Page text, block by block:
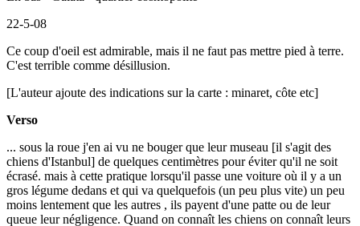
22-5-08
Ce coup d'oeil est admirable, mais il ne faut pas mettre pied à terre.
C'est terrible comme désillusion.
[L'auteur ajoute des indications sur la carte : minaret, côte etc]
Verso
... sous la roue j'en ai vu ne bouger que leur museau [il s'agit des
chiens d'Istanbul] de quelques centimètres pour éviter qu'il ne soit
écrasé. mais à cette pratique lorsqu'il passe une voiture où il y a un
gros légume dedans et qui va quelquefois (un peu plus vite) un peu
moins lentement que les autres , ils payent d'une patte ou de leur
queue leur négligence. Quand on connaît les chiens on connaît leurs